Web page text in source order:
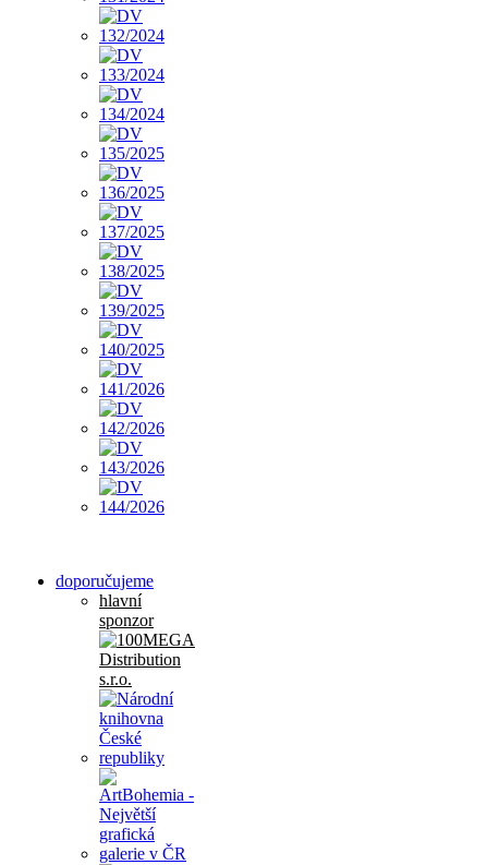
doporučujeme
hlavní
sponzor